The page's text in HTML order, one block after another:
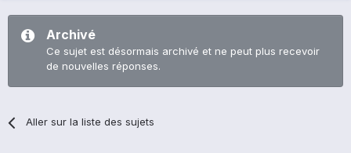
Archivé
Ce sujet est désormais archivé et ne peut plus recevoir
de nouvelles réponses.
Aller sur la liste des sujets